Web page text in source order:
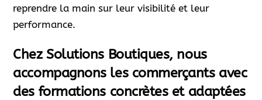
reprendre la main sur leur visibilité et leur
performance.
ChezSolutions Boutiques, nous
accompagnons les commerçants avec
des formations concrètes et adaptées